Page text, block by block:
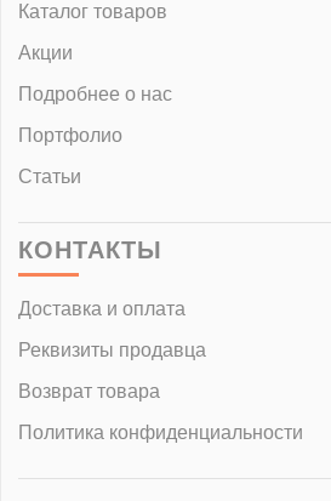
Каталог товаров
Акции
Подробнее о нас
Портфолио
Статьи
КОНТАКТЫ
Доставка и оплата
Реквизиты продавца
Возврат товара
Политика конфиденциальности